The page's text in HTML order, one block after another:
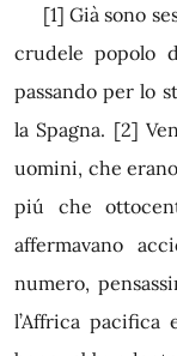
[1] Già sono
crudele popolo
passando per lo
la Spagna. [2]
uomini, che
piú che
affermavano
numero,
l’Affrica pacifica